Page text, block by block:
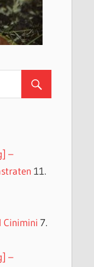
–
11.
Cinimini 7.
–